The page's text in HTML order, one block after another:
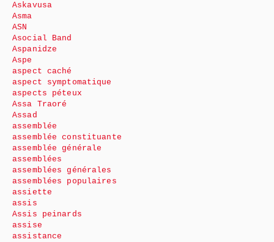
Askavusa
Asma
ASN
Asocial Band
Aspanidze
Aspe
aspect caché
aspect symptomatique
aspects péteux
Assa Traoré
Assad
assemblée
assemblée constituante
assemblée générale
assemblées
assemblées générales
assemblées populaires
assiette
assis
Assis peinards
assise
assistance